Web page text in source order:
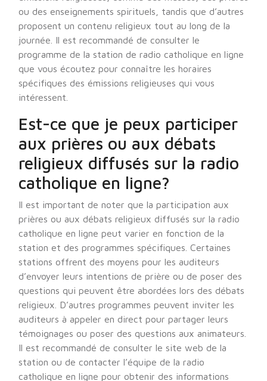
ou des enseignements spirituels, tandis que d’autres
proposent un contenu religieux tout au long de la
journée. Il est recommandé de consulter le
programme de la station de radio catholique en ligne
que vous écoutez pour connaître les horaires
spécifiques des émissions religieuses qui vous
intéressent.
Est-ce que je peux participer
aux prières ou aux débats
religieux diffusés sur la radio
catholique en ligne?
Il est important de noter que la participation aux
prières ou aux débats religieux diffusés sur la radio
catholique en ligne peut varier en fonction de la
station et des programmes spécifiques. Certaines
stations offrent des moyens pour les auditeurs
d’envoyer leurs intentions de prière ou de poser des
questions qui peuvent être abordées lors des débats
religieux. D’autres programmes peuvent inviter les
auditeurs à appeler en direct pour partager leurs
témoignages ou poser des questions aux animateurs.
Il est recommandé de consulter le site web de la
station ou de contacter l’équipe de la radio
catholique en ligne pour obtenir des informations